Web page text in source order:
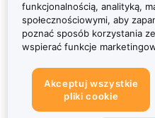
funkcjonalnością, analityką,
społecznościowymi, aby
poznać sposób korzystania
wspierać funkcje
Akceptuj wszystkie
pliki cookie